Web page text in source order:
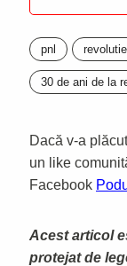
pnl revolutie
30 de ani de la
Dacă v-a
un like
Facebook
Acest articol
protejat de